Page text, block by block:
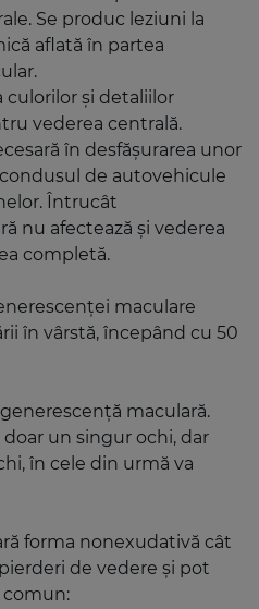
Se produc leziuni la
aflată în partea
culorilor și detaliilor
vederea centrală.
în desfășurarea unor
de autovehicule
Întrucât
nu afectează și vederea
completă.
maculare
în vârstă, începând cu 50
maculară.
un singur ochi, dar
în cele din urmă va
forma nonexudativă cât
de vedere și pot